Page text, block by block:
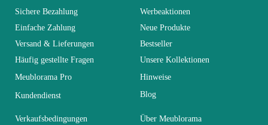
Alter
Erwachsener und
Kind
Kollektion TOBI
Farben Grau
You Must Login To Review
Sichere Bezahlung
Einfache Zahlung
Versand & Lieferungen
Häufig gestellte Fragen
Meublorama Pro
Kundendienst
Werbeaktionen
Neue Produkte
Bestseller
Unsere Kollektionen
Hinweise
Blog
Verkaufsbedingungen
Über Meublorama